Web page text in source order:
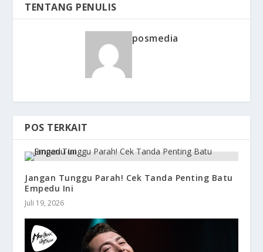
TENTANG PENULIS
posmedia
POS TERKAIT
Jangan Tunggu Parah! Cek Tanda Penting Batu
Empedu Ini
Juli 19, 2026